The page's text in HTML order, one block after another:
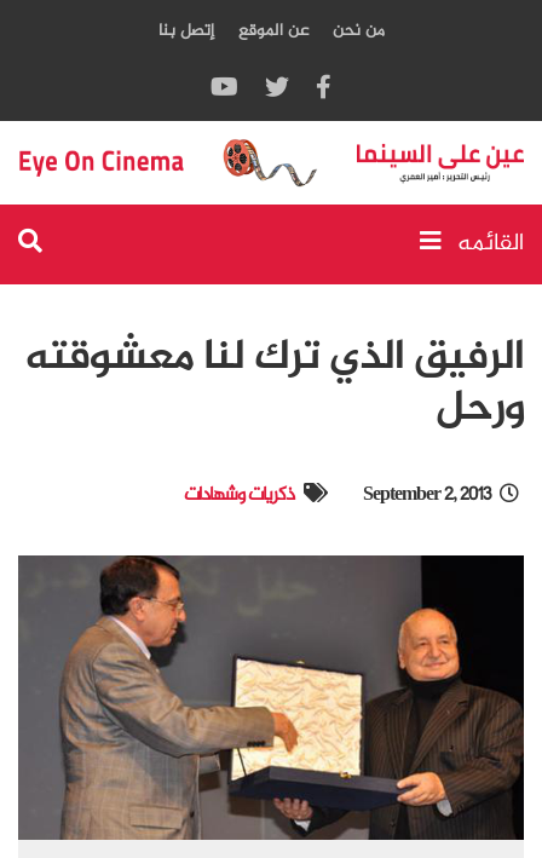
من نحن عن الموقع إتصل بنا
القائمه
الرفيق الذي ترك لنا معشوقته
ورحل
September 2, 2013 ذكريات وشهادات